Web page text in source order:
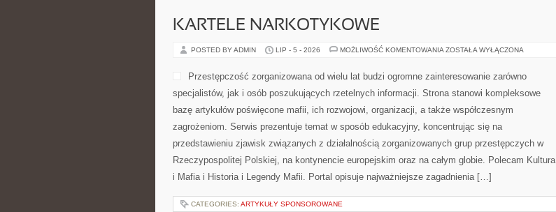
KARTELE NARKOTYKOWE
POSTED BY ADMIN LIP - 5 - 2026 MOŻLIWOŚĆ KOMENTOWANIA KARTELE
ZOSTAŁA WYŁĄCZONA
Przestępczość zorganizowana od wielu lat budzi ogromne zainteresowanie zarówno
specjalistów, jak i osób poszukujących rzetelnych informacji. Strona stanowi kompleksowe
bazę artykułów poświęcone mafii, ich rozwojowi, organizacji, a także współczesnym
zagrożeniom. Serwis prezentuje temat w sposób edukacyjny, koncentrując się na
przedstawieniu zjawisk związanych z działalnością zorganizowanych grup przestępczych w
Rzeczypospolitej Polskiej, na kontynencie europejskim oraz na całym globie. Polecam Kultura
i Mafia i Historia i Legendy Mafii. Portal opisuje najważniejsze zagadnienia […]
CATEGORIES: ARTYKUŁY SPONSOROWANE